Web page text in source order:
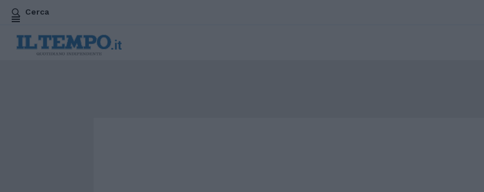
Cerca